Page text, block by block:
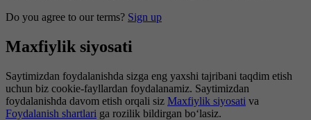
Do you agree to our terms? Sign up
Maxfiylik siyosati
Saytimizdan foydalanishda sizga eng yaxshi tajribani taqdim etish
uchun biz cookie-fayllardan foydalanamiz. Saytimizdan
foydalanishda davom etish orqali siz Maxfiylik siyosati va
Foydalanish shartlari ga rozilik bildirgan bo‘lasiz.